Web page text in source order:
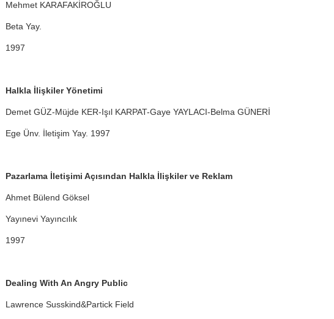
Mehmet KARAFAKİROĞLU
Beta Yay.
1997
Halkla İlişkiler Yönetimi
Demet GÜZ-Müjde KER-Işıl KARPAT-Gaye YAYLACI-Belma GÜNERİ
Ege Ünv. İletişim Yay. 1997
Pazarlama İletişimi Açısından Halkla İlişkiler ve Reklam
Ahmet Bülend Göksel
Yayınevi Yayıncılık
1997
Dealing With An Angry Public
Lawrence Susskind&Partick Field